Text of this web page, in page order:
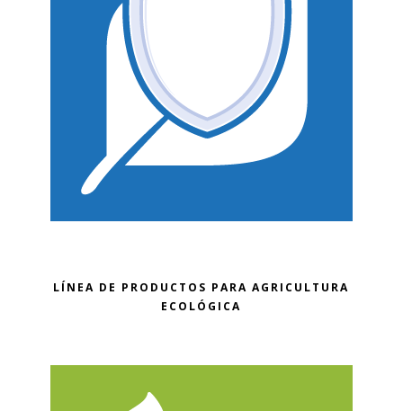
LÍNEA DE PRODUCTOS PARA AGRICULTURA
ECOLÓGICA